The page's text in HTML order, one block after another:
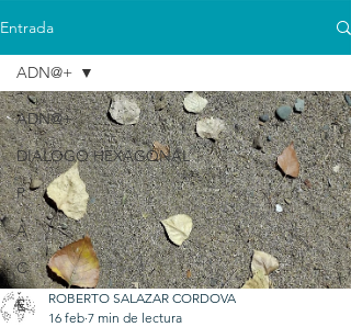
Entrada
ADN@+
DIALOGO HEXAGONAL
P
A
C
E
ADN@+
ROBERTO SALAZAR CORDOVA
16 feb 7 min de lectura